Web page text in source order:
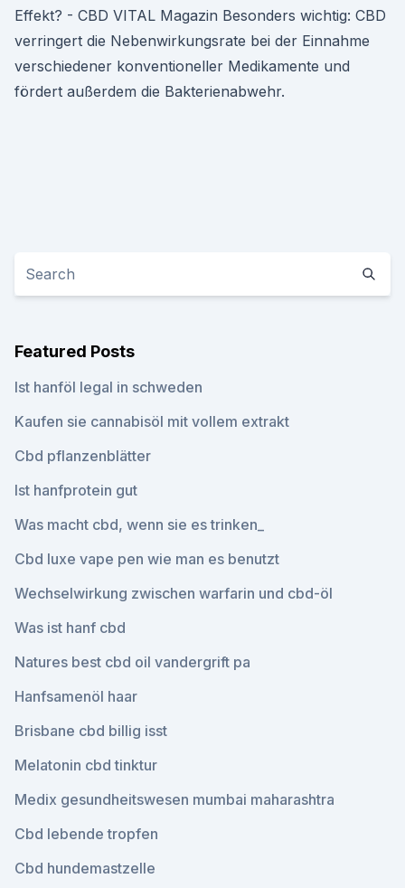
Effekt? - CBD VITAL Magazin Besonders wichtig: CBD
verringert die Nebenwirkungsrate bei der Einnahme
verschiedener konventioneller Medikamente und
fördert außerdem die Bakterienabwehr.
Featured Posts
Ist hanföl legal in schweden
Kaufen sie cannabisöl mit vollem extrakt
Cbd pflanzenblätter
Ist hanfprotein gut
Was macht cbd, wenn sie es trinken_
Cbd luxe vape pen wie man es benutzt
Wechselwirkung zwischen warfarin und cbd-öl
Was ist hanf cbd
Natures best cbd oil vandergrift pa
Hanfsamenöl haar
Brisbane cbd billig isst
Melatonin cbd tinktur
Medix gesundheitswesen mumbai maharashtra
Cbd lebende tropfen
Cbd hundemastzelle